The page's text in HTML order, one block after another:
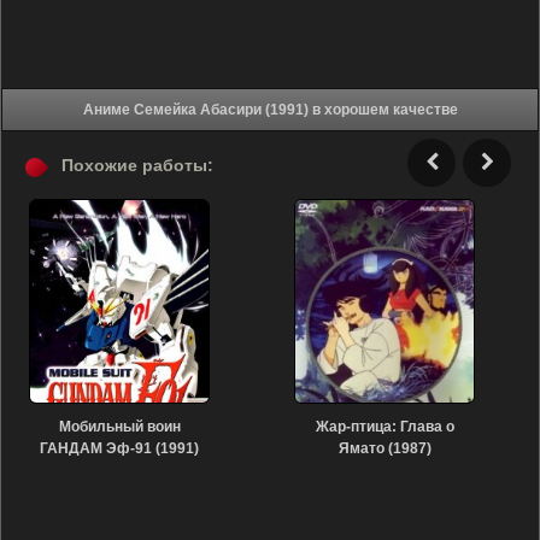
Аниме Семейка Абасири (1991) в хорошем качестве
Похожие работы:
Мобильный воин
ГАНДАМ Эф-91 (1991)
Жар-птица: Глава о
Ямато (1987)